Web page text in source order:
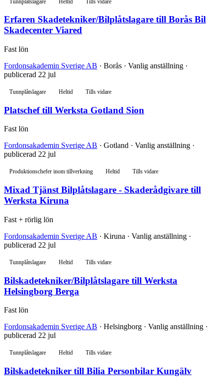
Tunnplåtslagare Heltid Tills vidare
Erfaren Skadetekniker/Bilplåtslagare till Borås Bil
Skadecenter Viared
Fast lön
Fordonsakademin Sverige AB · Borås · Vanlig anställning ·
publicerad 22 jul
Tunnplåtslagare Heltid Tills vidare
Platschef till Werksta Gotland Sion
Fast lön
Fordonsakademin Sverige AB · Gotland · Vanlig anställning ·
publicerad 22 jul
Produktionschefer inom tillverkning Heltid Tills vidare
Mixad Tjänst Bilplåtslagare - Skaderådgivare till
Werksta Kiruna
Fast + rörlig lön
Fordonsakademin Sverige AB · Kiruna · Vanlig anställning ·
publicerad 22 jul
Tunnplåtslagare Heltid Tills vidare
Bilskadetekniker/Bilplåtslagare till Werksta
Helsingborg Berga
Fast lön
Fordonsakademin Sverige AB · Helsingborg · Vanlig anställning ·
publicerad 22 jul
Tunnplåtslagare Heltid Tills vidare
Bilskadetekniker till Bilia Personbilar Kungälv